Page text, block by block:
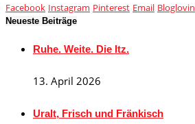
Facebook Instagram Pinterest Email Bloglovin
Neueste Beiträge
Ruhe. Weite. Die Itz.
13. April 2026
Uralt, Frisch und Fränkisch